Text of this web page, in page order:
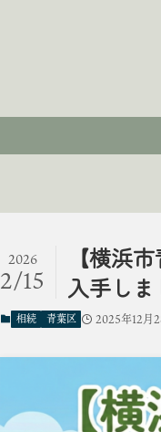
【横浜
入手しま
2026
2/15
相続 青葉区 2025年12月